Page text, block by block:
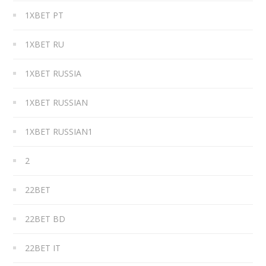
1XBET PT
1XBET RU
1XBET RUSSIA
1XBET RUSSIAN
1XBET RUSSIAN1
2
22BET
22BET BD
22BET IT